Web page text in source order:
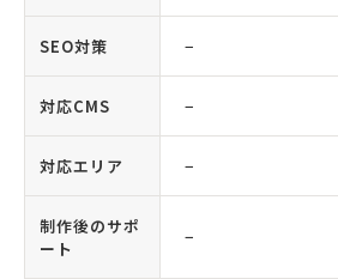
SEO対策 −
対応CMS −
対応エリア −
制作後のサポ
ート
−